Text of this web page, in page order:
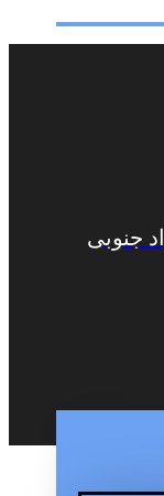
جنوبی